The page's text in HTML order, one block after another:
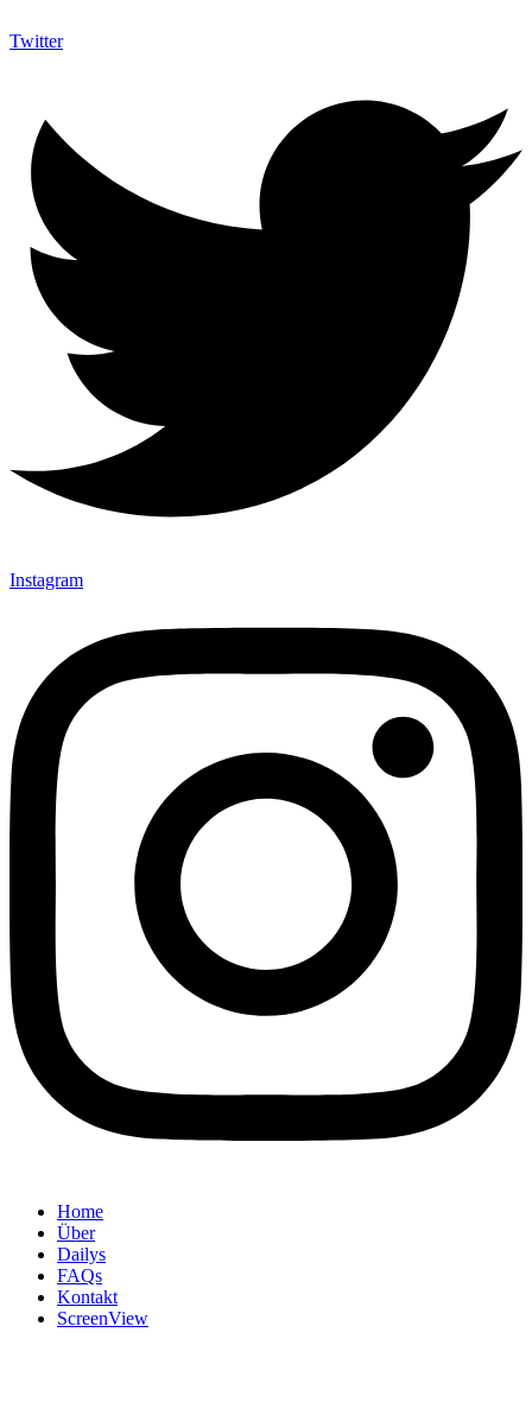
Twitter
Instagram
Home
Über
Dailys
FAQs
Kontakt
ScreenView